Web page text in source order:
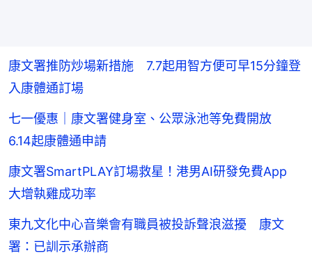
康文署推防炒場新措施 7.7起用智方便可早15分鐘登
入康體通訂場
七一優惠｜康文署健身室、公眾泳池等免費開放
6.14起康體通申請
康文署SmartPLAY訂場救星！港男AI研發免費App
大增執雞成功率
東九文化中心音樂會有職員被投訴聲浪滋擾 康文
署：已訓示承辦商